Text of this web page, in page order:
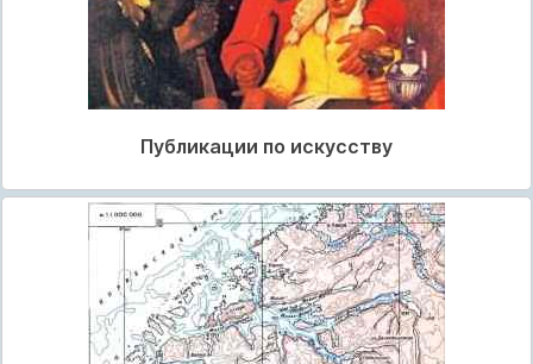
Публикации по искусству